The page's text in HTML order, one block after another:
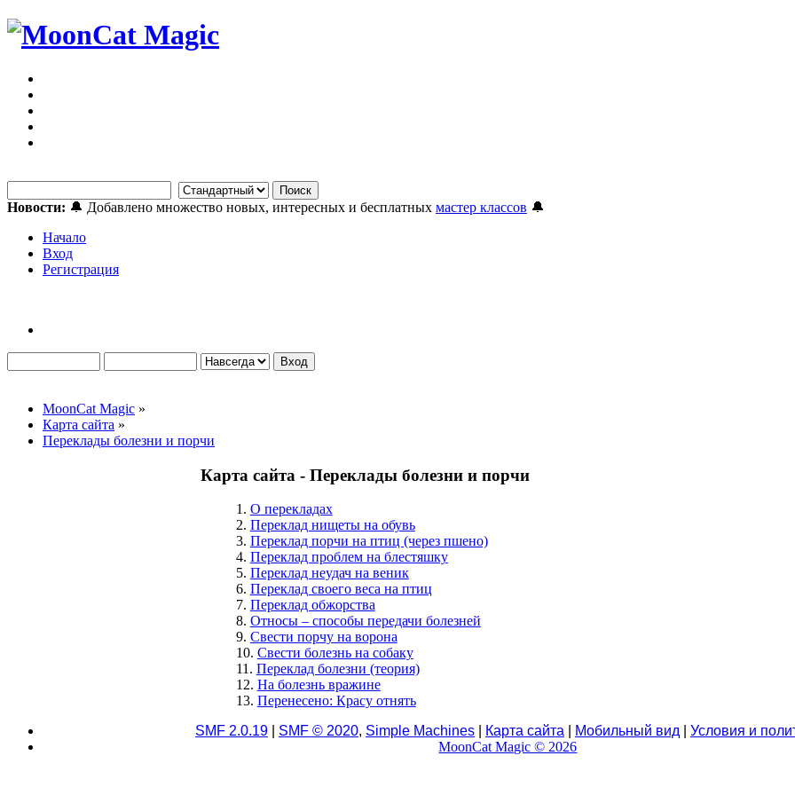
Новости: 🔔 Добавлено множество новых, интересных и бесплатных мастер классов 🔔
Начало
Вход
Регистрация
MoonCat Magic »
Карта сайта »
Переклады болезни и порчи
Карта сайта - Переклады болезни и порчи
1. О перекладах
2. Переклад нищеты на обувь
3. Переклад порчи на птиц (через пшено)
4. Переклад проблем на блестяшку
5. Переклад неудач на веник
6. Переклад своего веса на птиц
7. Переклад обжорства
8. Относы – способы передачи болезней
9. Свести порчу на ворона
10. Свести болезнь на собаку
11. Переклад болезни (теория)
12. На болезнь вражине
13. Перенесено: Красу отнять
SMF 2.0.19| SMF © 2020, Simple Machines| Карта сайта Мобильный вид
Условия и
MoonCat Magic © 2026